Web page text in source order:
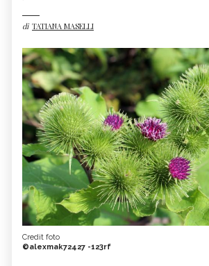
di TATIANA MASELLI
Credit foto
©alexmak72427 -123rf